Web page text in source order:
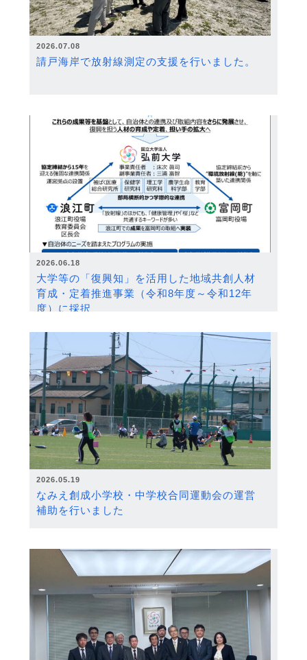
2026.07.08
請戸海岸で放射線測定の支援を行いました。
2026.06.18
大学等の「復興知」を活用した地域共創人材
育成・定着推進事業（令和8年度～令和12年
度）に採択
2026.05.19
なみえ創成小学校・中学校合同運動会の運営
補助を行いました